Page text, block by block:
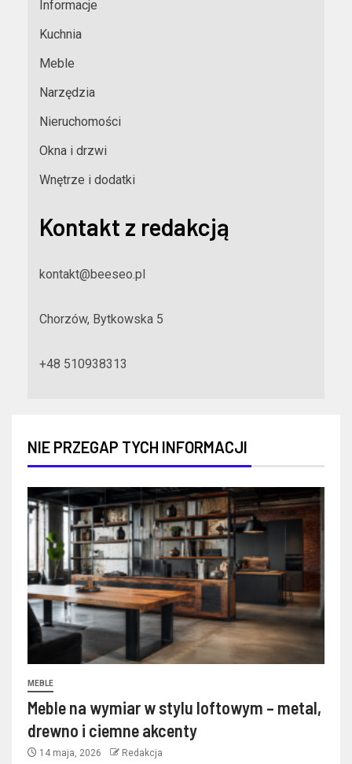
Informacje
Kuchnia
Meble
Narzędzia
Nieruchomości
Okna i drzwi
Wnętrze i dodatki
Kontakt z redakcją
kontakt@beeseo.pl
Chorzów, Bytkowska 5
+48 510938313
NIE PRZEGAP TYCH INFORMACJI
MEBLE
Meble na wymiar w stylu loftowym – metal,
drewno i ciemne akcenty
14 maja, 2026 Redakcja